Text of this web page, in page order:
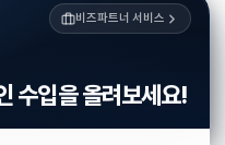
비즈파트너 서비스
수입을 올려보세요!